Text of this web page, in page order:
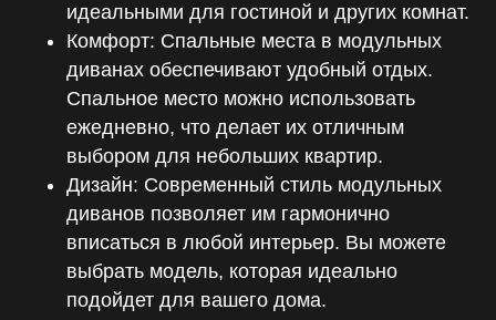
идеальными для гостиной и других комнат.
Комфорт: Спальные места в модульных
диванах обеспечивают удобный отдых.
Спальное место можно использовать
ежедневно, что делает их отличным
выбором для небольших квартир.
Дизайн: Современный стиль модульных
диванов позволяет им гармонично
вписаться в любой интерьер. Вы можете
выбрать модель, которая идеально
подойдет для вашего дома.
Санкт-Петербург
Wooddi design
Красногвардейская площадь, 3Е
Пермь
ТЦ «Галерея» — дизайнерское бюро
«Декор Бюро»
ул. Сибирская, д. 37, 2 этаж